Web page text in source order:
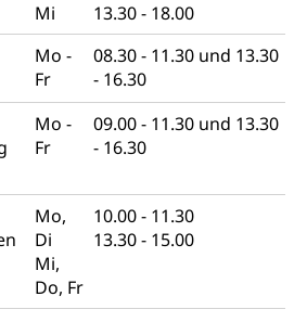
Mi
13.30 - 18.00
Mo -
Fr
08.30 - 11.30 und 13.30
- 16.30
Mo -
Fr
09.00 - 11.30 und 13.30
- 16.30
Mo,
Di
Mi,
Do, Fr
10.00 - 11.30
13.30 - 15.00
(Polizei)
Krankenversicherung,
Invalidenversicherung,
und Unfallversicherung
(gruezi.lu.ch)
(WAS Luzern)
- Sozialhilfe
Gesellschaft (Dienststelle)
Opferhilfe
Drogensucht,
Suchtkrankheit,
Drogensüchtige,
Psychopharmaka
Sucht Region Luzern